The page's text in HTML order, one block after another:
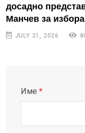
досадно
Манчев за
JULY 21, 2026
Име *